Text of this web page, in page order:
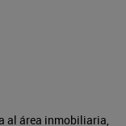
al área inmobiliaria,